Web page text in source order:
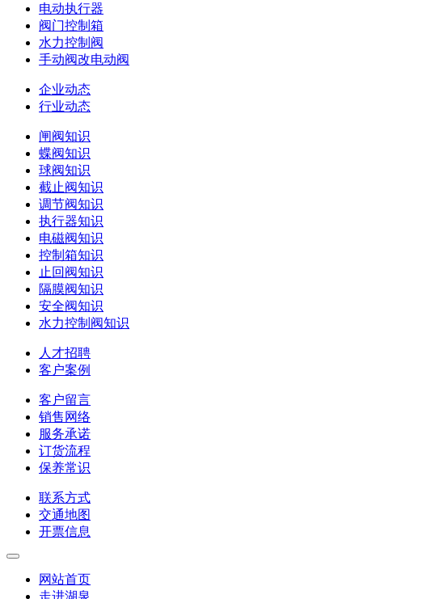
电动执行器
阀门控制箱
水力控制阀
手动阀改电动阀
企业动态
行业动态
闸阀知识
蝶阀知识
球阀知识
截止阀知识
调节阀知识
执行器知识
电磁阀知识
控制箱知识
止回阀知识
隔膜阀知识
安全阀知识
水力控制阀知识
人才招聘
客户案例
客户留言
销售网络
服务承诺
订货流程
保养常识
联系方式
交通地图
开票信息
网站首页
走进湖泉